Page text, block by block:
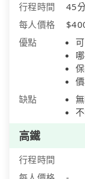
行程時間
45
每人價格
優點
缺點
高鐵
行程時間